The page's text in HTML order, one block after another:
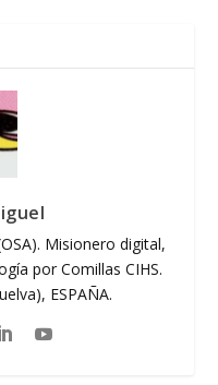
Misionero digital,
por Comillas CIHS.
ESPAÑA.